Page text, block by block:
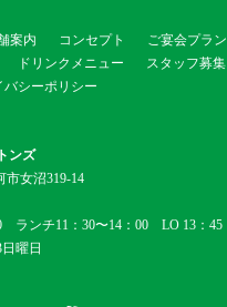
案内 コンセプト
ご宴会プラン
ドリンクメニュー スタッフ募集
バシーポリシー
ンズ
女沼319-14
ランチ11：30〜14：00 LO 13：45
曜日